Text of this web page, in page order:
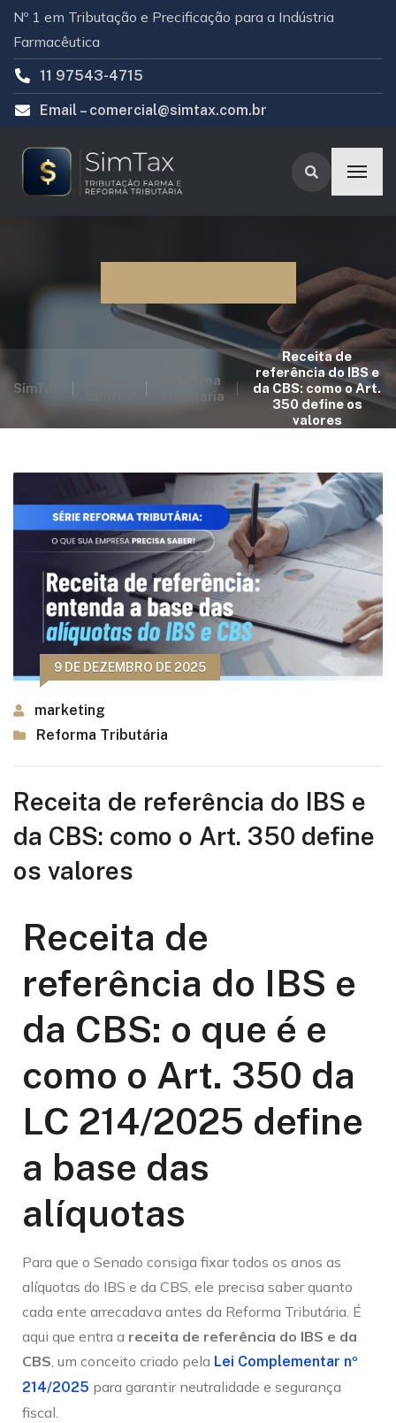
Nº 1 em Tributação e Precificação para a Indústria
Farmacêutica
11 97543-4715
Email – comercial@simtax.com.br
Blog SimTax
SimTax
Reforma
Tributária
Receita de
referência do IBS e
da CBS: como o Art.
350 define os
valores
9 DE DEZEMBRO DE 2025
marketing
Reforma Tributária
Receita de referência do IBS e
da CBS: como o Art. 350 define
os valores
Receita de
referência do IBS e
da CBS: o que é e
como o Art. 350 da
LC 214/2025 define
a base das
alíquotas
Para que o Senado consiga fixar todos os anos as
alíquotas do IBS e da CBS, ele precisa saber quanto
cada ente arrecadava antes da Reforma Tributária. É
aqui que entra a receita de referência do IBS e da
CBS, um conceito criado pela Lei Complementar nº
214/2025 para garantir neutralidade e segurança
fiscal.